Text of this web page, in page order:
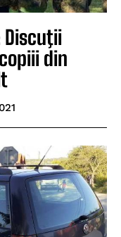
Discuţii
din